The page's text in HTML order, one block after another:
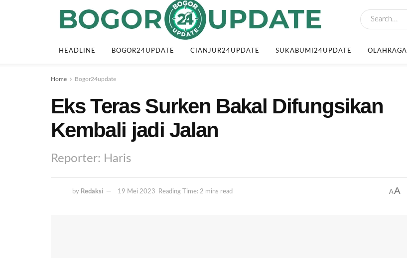
HEADLINE BOGOR24UPDATE CIANJUR24UPDATE SUKABUMI24UPDATE OLAHRAGA
Home Bogor24update
Eks Teras Surken Bakal Difungsikan
Kembali jadi Jalan
Reporter: Haris
by Redaksi 19 Mei 2023 Reading Time: 2 mins read AA